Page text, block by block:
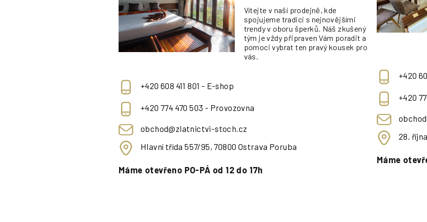
Vítejte v naší prodejně, kde
spojujeme tradici s nejnovějšími
trendy v oboru šperků. Náš zkušený
tým je vždy připraven Vám poradit a
pomoci vybrat ten pravý kousek pro
vás.
+420 608 411 801 - E-shop
+420 774 470 503 - Provozovna
obchod@zlatnictvi-stoch.cz
Hlavní třída 557/95, 70800 Ostrava Poruba
Máme otevřeno PO-PÁ od 12 do 17h
+420
+420
28.
Máme